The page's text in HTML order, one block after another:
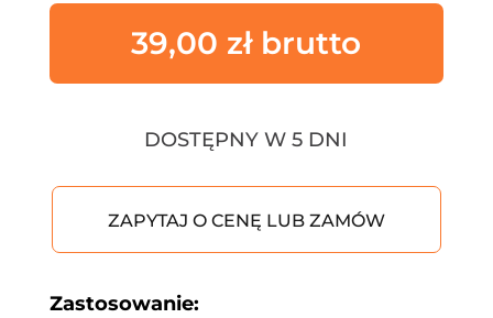
39,00 zł
DOSTĘPNY W 5 DNI
ZAPYTAJ O CENĘ LUB ZAMÓW
Zastosowanie: